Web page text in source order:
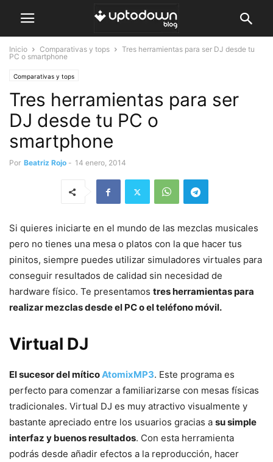
Inicio Comparativas y tops
Tres herramientas para ser DJ desde tu
PC o smartphone
Comparativas y tops
Tres herramientas para ser
DJ desde tu PC o
smartphone
Por Beatriz Rojo - 14 enero, 2014
Si quieres iniciarte en el mundo de las mezclas musicales
pero no tienes una mesa o platos con la que hacer tus
pinitos, siempre puedes utilizar simuladores virtuales para
conseguir resultados de calidad sin necesidad de
hardware físico. Te presentamos tres herramientas para
realizar mezclas desde el PC o el teléfono móvil.
Virtual DJ
El sucesor del míticoAtomixMP3. Este programa es
perfecto para comenzar a familiarizarse con mesas físicas
tradicionales. Virtual DJ es muy atractivo visualmente y
bastante apreciado entre los usuarios gracias a su simple
interfaz y buenos resultados. Con esta herramienta
podrás desde añadir efectos a la reproducción, hacer